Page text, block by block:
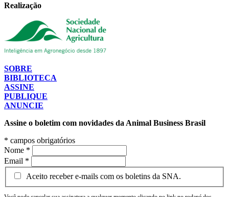
Realização
SOBRE
BIBLIOTECA
ASSINE
PUBLIQUE
ANUNCIE
Assine o boletim com novidades da Animal Business Brasil
* campos obrigatórios
Nome *
Email *
Aceito receber e-mails com os boletins da SNA.